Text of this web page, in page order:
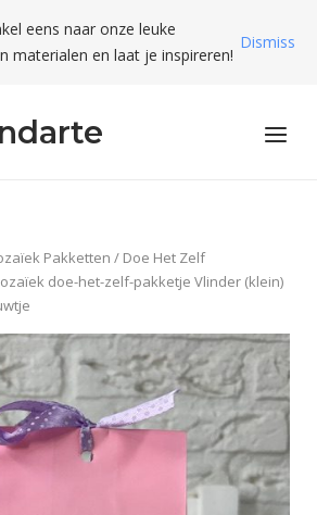
eens naar onze leuke
materialen en laat je inspireren!
Dismiss
Menu
Pakketten / Doe Het Zelf
doe-het-zelf-pakketje Vlinder (klein)